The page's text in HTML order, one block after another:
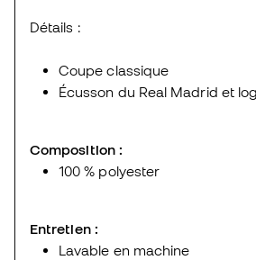
Détails :
Coupe classique
Écusson du Real Madrid et
Composition :
100 % polyester
Entretien :
Lavable en machine